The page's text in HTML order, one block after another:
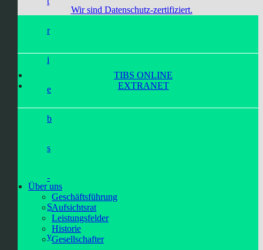
r
i
e
b
s
-
S
y
Wir sind Datenschutz-zertifiziert.
TIBS ONLINE
EXTRANET
Über uns
Geschäftsführung
Aufsichtsrat
Leistungsfelder
Historie
Gesellschafter